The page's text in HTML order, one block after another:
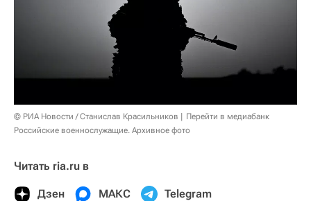
© РИА Новости / Станислав Красильников
Перейти в медиабанк
Российские военнослужащие. Архивное фото
Читать ria.ru в
Дзен МАКС Telegram